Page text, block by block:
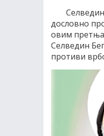
дословно
овим
Селведин
противи